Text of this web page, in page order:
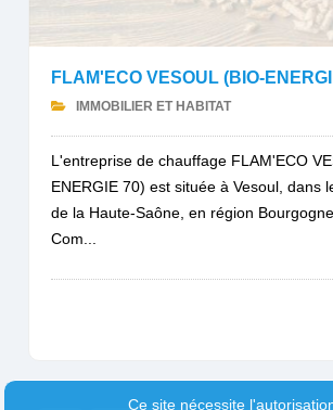
FLAM'ECO VESOUL (BIO-
IMMOBILIER ET HABITAT
L'entreprise de chauffage FLAM'ECO
ENERGIE 70) est située à Vesoul, dans
de la Haute-Saône, en région
Com...
Ce site nécessite